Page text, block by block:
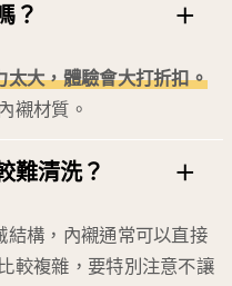
？
太大，體驗會大打折扣。
襯材質。
難清洗？
結構，內襯通常可以直接
較複雜，要特別注意不讓